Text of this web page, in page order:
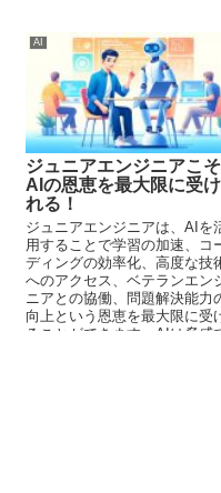
AI
ジュニアエンジニアこそ
AIの恩恵を最大限に受
れる！
ジュニアエンジニアは、AIを
用することで学習の加速、コ
ディングの効率化、高度な技
へのアクセス、ベテランエン
ニアとの協働、問題解決能力
向上という恩恵を最大限に受
ることができます。AIは脅威